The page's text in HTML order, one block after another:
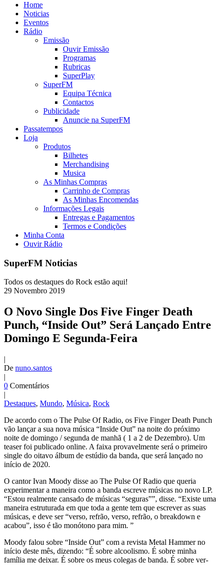
Home
Noticias
Eventos
Rádio
Emissão
Ouvir Emissão
Programas
Rubricas
SuperPlay
SuperFM
Equipa Técnica
Contactos
Publicidade
Anuncie na SuperFM
Passatempos
Loja
Produtos
Bilhetes
Merchandising
Musica
As Minhas Compras
Carrinho de Compras
As Minhas Encomendas
Informações Legais
Entregas e Pagamentos
Termos e Condições
Minha Conta
Ouvir Rádio
SuperFM Noticias
Todos os destaques do Rock estão aqui!
29 Novembro 2019
O Novo Single Dos Five Finger Death
Punch, “Inside Out” Será Lançado Entre
Domingo E Segunda-Feira
|
De nuno.santos
|
0 Comentários
|
Destaques, Mundo, Música, Rock
De acordo com o The Pulse Of Radio, os Five Finger Death Punch
vão lançar a sua nova música “Inside Out” na noite do próximo
noite de domingo / segunda de manhã ( 1 a 2 de Dezembro). Um
teaser foi publicado online. A faixa provavelmente será o primeiro
single do oitavo álbum de estúdio da banda, que será lançado no
início de 2020.
O cantor Ivan Moody disse ao The Pulse Of Radio que queria
experimentar a maneira como a banda escreve músicas no novo LP.
“Estou realmente cansado de músicas “seguras””, disse. “Existe uma
maneira estruturada em que toda a gente tem que escrever as suas
músicas, e deve ser “verso, refrão, verso, refrão, o breakdown e
acabou”, isso é tão monótono para mim. ”
Moody falou sobre “Inside Out” com a revista Metal Hammer no
início deste mês, dizendo: “É sobre alcoolismo. É sobre minha
família me deixar. É sobre os meus colegas de banda. É sobre ver-